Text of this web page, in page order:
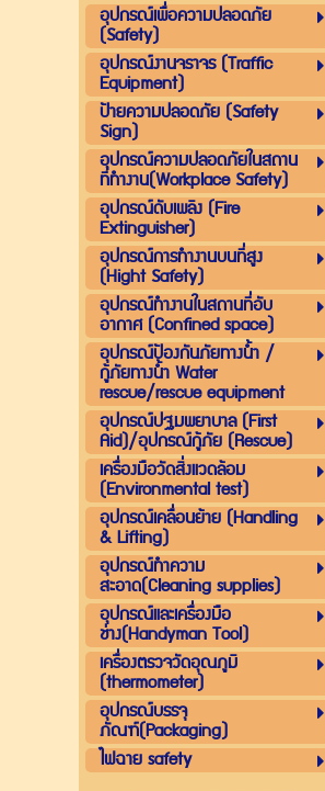
อุปกรณ์เพื่อความปลอดภัย
(Safety)
อุปกรณ์งานจราจร (Traffic
Equipment)
ป้ายความปลอดภัย (Safety
Sign)
อุปกรณ์ความปลอดภัยในสถาน
ที่ทำงาน(Workplace Safety)
อุปกรณ์ดับเพลิง (Fire
Extinguisher)
อุปกรณ์การทำงานบนที่สูง
(Hight Safety)
อุปกรณ์ทำงานในสถานที่อับ
อากาศ (Confined space)
อุปกรณ์ป้องกันภัยทางน้ำ /
กู้ภัยทางน้ำ Water
rescue/rescue equipment
อุปกรณ์ปฐมพยาบาล (First
Aid)/อุปกรณ์กู้ภัย (Rescue)
เครื่องมือวัดสิ่งแวดล้อม
(Environmental test)
อุปกรณ์เคลื่อนย้าย (Handling
& Lifting)
อุปกรณ์ทำความ
สะอาด(Cleaning supplies)
อุปกรณ์และเครื่องมือ
ช่าง(Handyman Tool)
เครื่องตรวจวัดอุณภูมิ
(thermometer)
อุปกรณ์บรรจุ
ภัณฑ์(Packaging)
ไฟฉาย safety